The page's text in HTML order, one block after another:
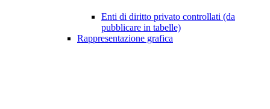
Enti di diritto privato controllati (da
pubblicare in tabelle)
Rappresentazione grafica